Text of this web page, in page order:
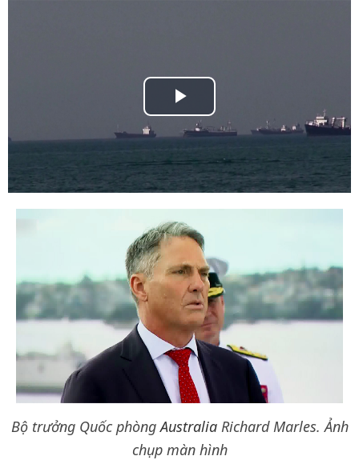
Bộ trưởng Quốc phòngAustraliaRichard Marles. Ảnh
chụp màn hình